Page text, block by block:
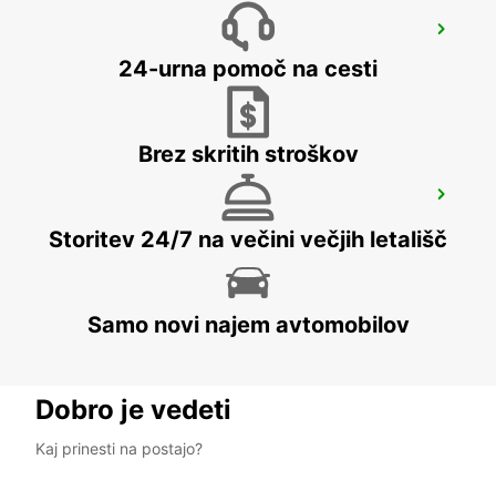
ZACATECAS DOWNTOWN
ZACATECAS - MEXICO
SAN LUIS POTOSI DOWNTOWN
SAN LUIS POTOSI - MEXICO
24-urna pomoč na cesti
Brez skritih stroškov
Storitev 24/7 na večini večjih letališč
Samo novi najem avtomobilov
Dobro je vedeti
Kaj prinesti na postajo?